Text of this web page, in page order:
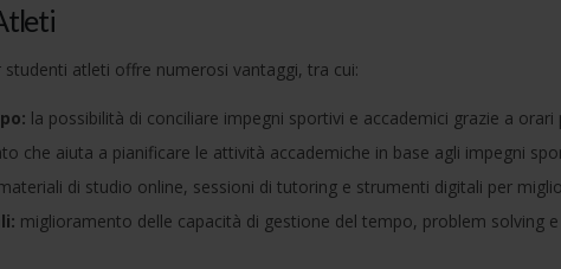
atleti offre numerosi vantaggi, tra cui:
la possibilità di conciliare impegni sportivi e accademici grazie a
che aiuta a pianificare le attività accademiche in base agli impegni
di studio online, sessioni di tutoring e strumenti digitali per
miglioramento delle capacità di gestione del tempo, problem solving